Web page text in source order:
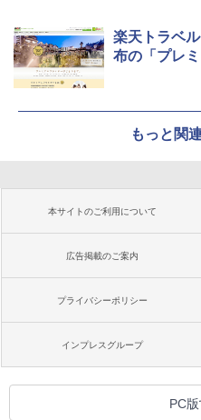
楽天トラベ
布の「プレ
もっと関
本サイトのご利用について
広告掲載のご案内
プライバシーポリシー
インプレスグループ
PC